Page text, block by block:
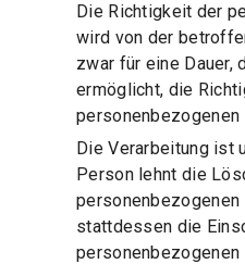
Die Richtigkeit der
wird von der
zwar für eine Dauer,
ermöglicht, die
personenbezogenen
Die Verarbeitung ist
Person lehnt die
personenbezogenen
stattdessen die
personenbezogenen